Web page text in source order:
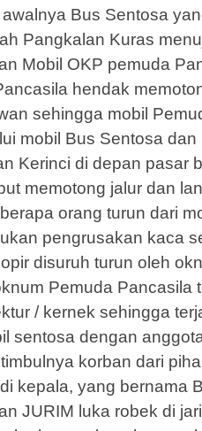
Bus Sentosa
Pangkalan Kuras
Mobil OKP pemuda
hendak
sehingga mobil
mobil Bus Sentosa
Kerinci di depan pasar
memotong jalur dan
orang turun dari
pengrusakan kaca
disuruh turun oleh
Pemuda Pancasila
/ kernek sehingga
sentosa dengan
korban dari
kepala, yang bernama
JURIM luka robek di